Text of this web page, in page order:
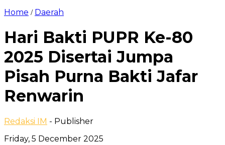
Home / Daerah
Hari Bakti PUPR Ke-80
2025 Disertai Jumpa
Pisah Purna Bakti Jafar
Renwarin
Redaksi IM - Publisher
Friday, 5 December 2025